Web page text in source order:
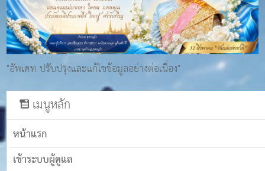
"อัพเดท ปรับปรุงและแก้ไขข้อมูลอย่างต่อเนื่อง"
เมนูหลัก
หน้าแรก
เข้าระบบผู้ดูแล